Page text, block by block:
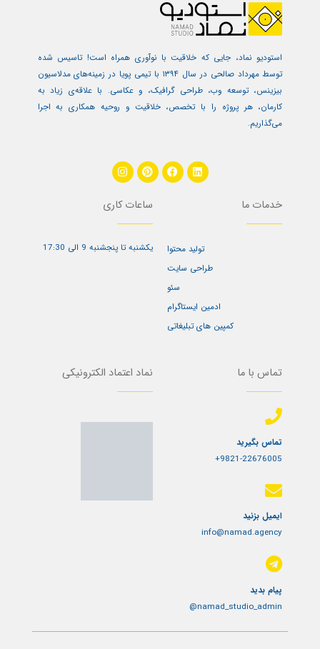
استودیو نماد، جایی که خلاقیت با نوآوری همراه است! تاسیس شده
توسط مهرداد صالحی در سال ۱۳۹۴ با تیمی پویا در زمینه‌های مدلاسیون
بیزینس، توسعه وب، طراحی گرافیک، و عکاسی. با علاقه‌ی زیاد به
کارمان، هر پروژه را با تخصص، خلاقیت و روحیه همکاری به اجرا
می‌گذاریم.
L
i
n
F
a
c
P
i
n
e
e
s
t
I
n
s
t
a
r
a
m
خدمات ما
تولید محتوا
طراحی سایت
سئو
ادمین ایستاگرام
کمپین های تبلیغاتی
ساعات کاری
یکشنبه تا پنجشنبه 9 الی 17:30
تماس با ما
تماس بگیرید
9821-22676005+
ایمیل بزنید
info@namad.agency
پیام بدید
namad_studio_admin@
نماد اعتماد الکترونیکی